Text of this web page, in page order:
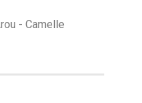
- Camelle